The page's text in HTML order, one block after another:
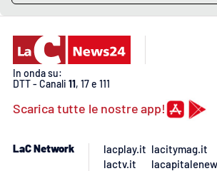
Ilvibonese.it
Catanzarochannel.it
APP
In onda su:
DTT - Canali 11, 17 e 111
Scarica tutte le nostre app!
LaC Network
lacplay.it
lactv.it
lacitymag.it